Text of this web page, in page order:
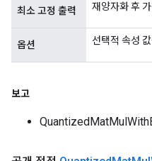
최소 고정 출력 재양자화 후
옵션 선택적 속성
보고